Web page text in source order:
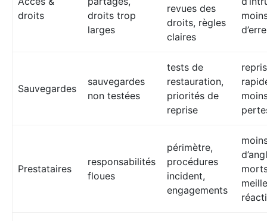
droits
droits trop
larges
revues des
droits, règles
claires
Sauvegardes
sauvegardes
non testées
tests de
restauration,
priorités de
reprise
Prestataires
responsabilités
floues
périmètre,
procédures
incident,
engagements